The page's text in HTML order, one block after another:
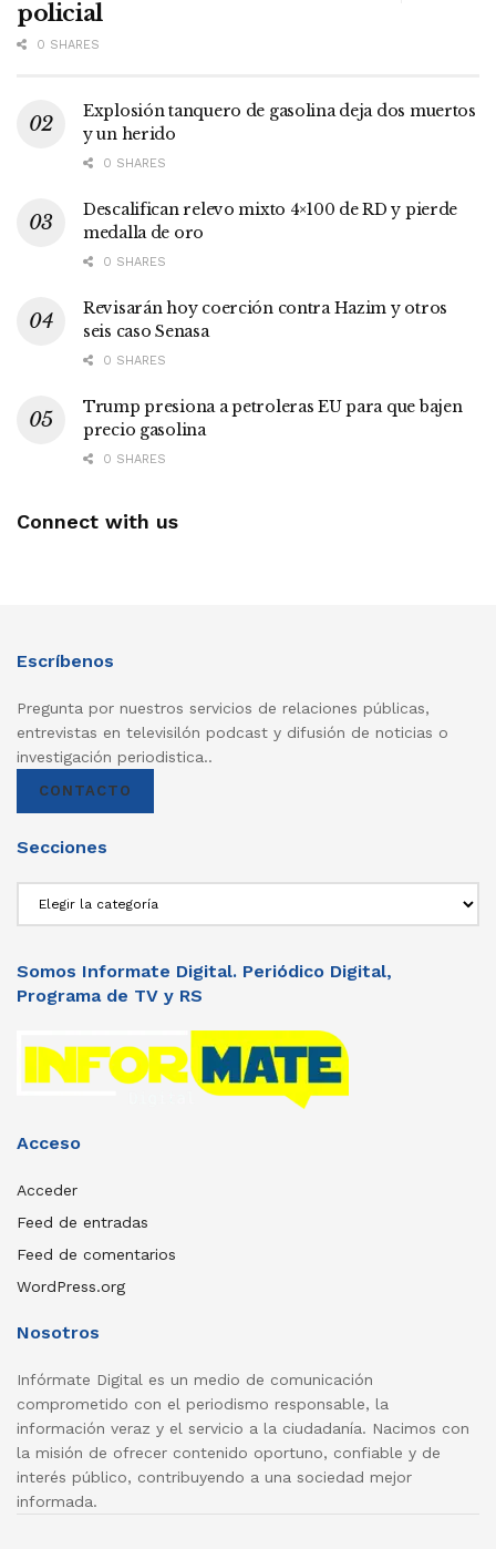
policial
0 SHARES
Explosión tanquero de gasolina deja dos muertos
y un herido
0 SHARES
Descalifican relevo mixto 4×100 de RD y pierde
medalla de oro
0 SHARES
Revisarán hoy coerción contra Hazim y otros
seis caso Senasa
0 SHARES
Trump presiona a petroleras EU para que bajen
precio gasolina
0 SHARES
Connect with us
Escríbenos
Pregunta por nuestros servicios de relaciones públicas,
entrevistas en televisilón podcast y difusión de noticias o
investigación periodistica..
CONTACTO
Secciones
Somos Informate Digital. Periódico Digital,
Programa de TV y RS
Acceso
Acceder
Feed de entradas
Feed de comentarios
WordPress.org
Nosotros
Infórmate Digital es un medio de comunicación
comprometido con el periodismo responsable, la
información veraz y el servicio a la ciudadanía. Nacimos con
la misión de ofrecer contenido oportuno, confiable y de
interés público, contribuyendo a una sociedad mejor
informada.